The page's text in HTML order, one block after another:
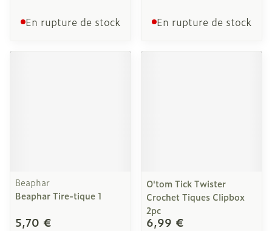
En rupture de stock En rupture de stock
Beaphar
Beaphar Tire-tique 1
5,70 €
O'tom Tick Twister
Crochet Tiques Clipbox
2pc
6,99 €